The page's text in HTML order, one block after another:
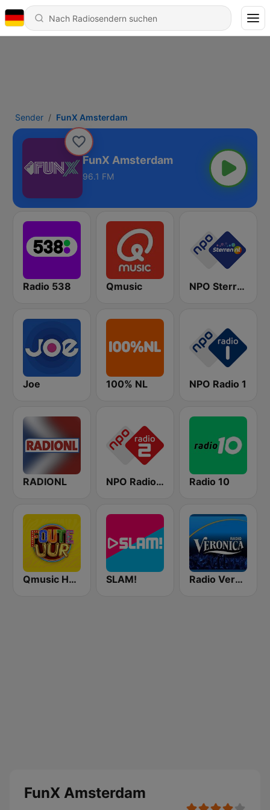
Sender FunX Amsterdam
FunX Amsterdam
96.1 FM
Radio 538 Qmusic NPO Sterren
Joe 100% NL NPO Radio 1
RADIONL NPO Radio 2 Radio 10
Qmusic Het Foute Uur SLAM! Radio Veronica
FunX Amsterdam